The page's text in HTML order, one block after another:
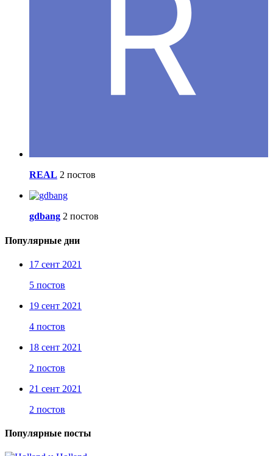
REAL 2 постов
gdbang 2 постов
Популярные дни
17 сент 2021
5 постов
19 сент 2021
4 постов
18 сент 2021
2 постов
21 сент 2021
2 постов
Популярные посты